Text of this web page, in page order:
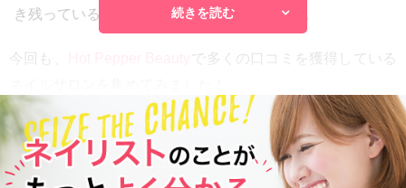
き残っている優良店だということだからです。
今回も、
で多くの口コミを獲得している
今回ご紹介するネイルサロンのポイント！
①
新宿駅から徒歩5分圏内
続きを読む